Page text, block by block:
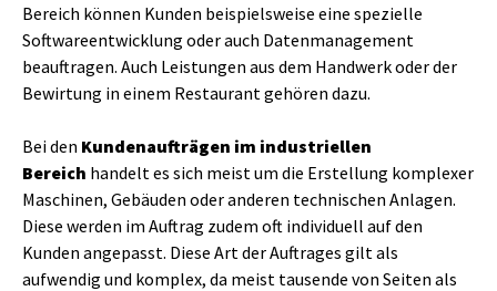
Bereich können Kunden beispielsweise eine spezielle
Softwareentwicklung oder auch Datenmanagement
beauftragen. Auch Leistungen aus dem Handwerk oder der
Bewirtung in einem Restaurant gehören dazu.
Bei den Kundenaufträgen im industriellen
Bereich handelt es sich meist um die Erstellung komplexer
Maschinen, Gebäuden oder anderen technischen Anlagen.
Diese werden im Auftrag zudem oft individuell auf den
Kunden angepasst. Diese Art der Auftrages gilt als
aufwendig und komplex, da meist tausende von Seiten als